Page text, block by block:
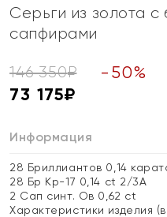
Серьги из золота
сапфирами
146 350₽ - 50%
73 175₽
Информация
28 Бриллиантов 0,14
28 Бр Кр-17 0,14 ct 2/3А
2 Сап синт. Ов 0,62 ct
Характеристики изделия